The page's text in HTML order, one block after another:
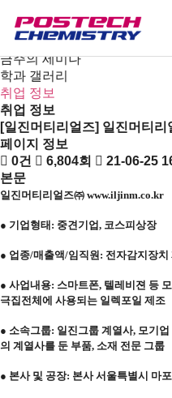
뉴스
공지사항
금주의 세미나
학과 갤러리
취업 정보
취업 정보
[일진머티리얼즈] 일진머티
페이지 정보
0건
6,804회
21-06-25
본문
일진머티리얼즈㈜ www.iljinm.co.kr
● 기업형태 : 중견기업 , 코스피상장
● 업종/매출액/임직원: 전자감지장치
● 사업내용: 스마트폰, 텔레비젼 등
극집전체에 사용되는 일렉포일 제조
● 소속그룹: 일진그룹 계열사, 모기
의 계열사를 둔 부품, 소재 전문 그룹
● 본사 및 공장: 본사 서울특별시 마